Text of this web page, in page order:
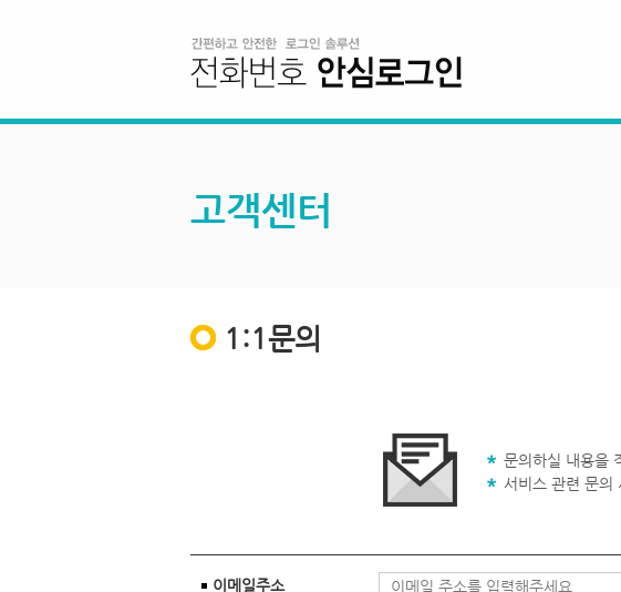
고객센터
1:1문의
문의하실 내용을
서비스 관련 문의
이메일주소